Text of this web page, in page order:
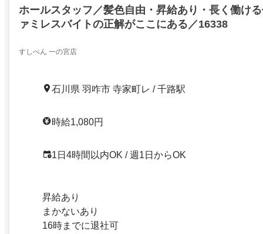
ホールスタッフ／髪色自由・昇給あり・長く働け
ァミレスバイトの正解がここにある／16338
すしべん 一の宮店
石川県 羽咋市 寺家町レ / 千路駅
時給1,080円
1日4時間以内OK / 週1日からOK
昇給あり
まかないあり
16時までに退社可